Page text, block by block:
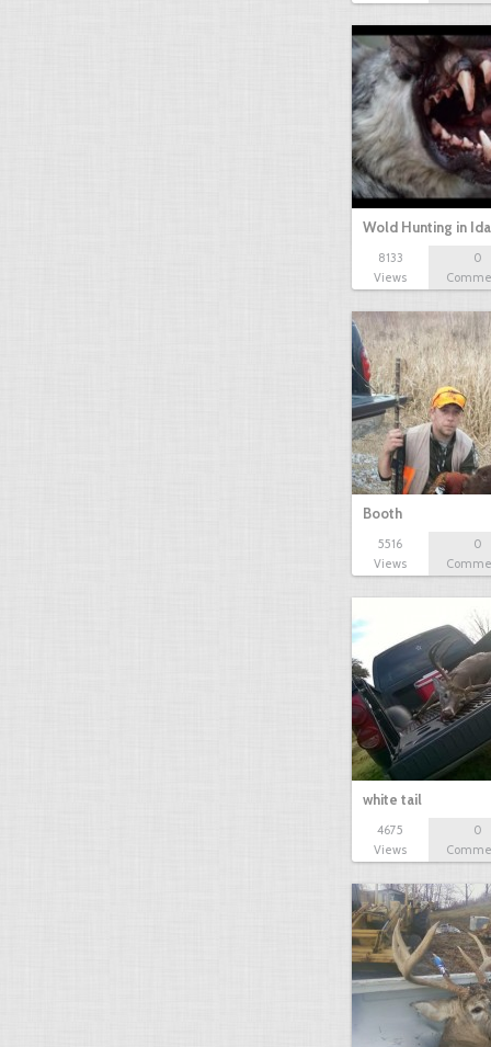
Wold Hunting in
8133
Views
0
Booth
5516
Views
0
white tail
4675
Views
0